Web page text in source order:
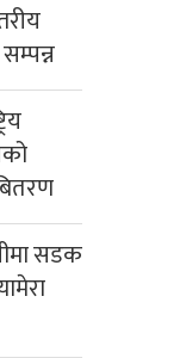
सडक